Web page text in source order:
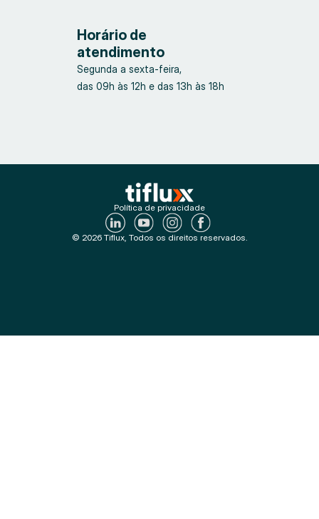
Horário de
atendimento
Segunda a sexta-feira,
das 09h às 12h e das 13h às 18h
© 2026 Tiflux, Todos os direitos reservados.
Política de privacidade